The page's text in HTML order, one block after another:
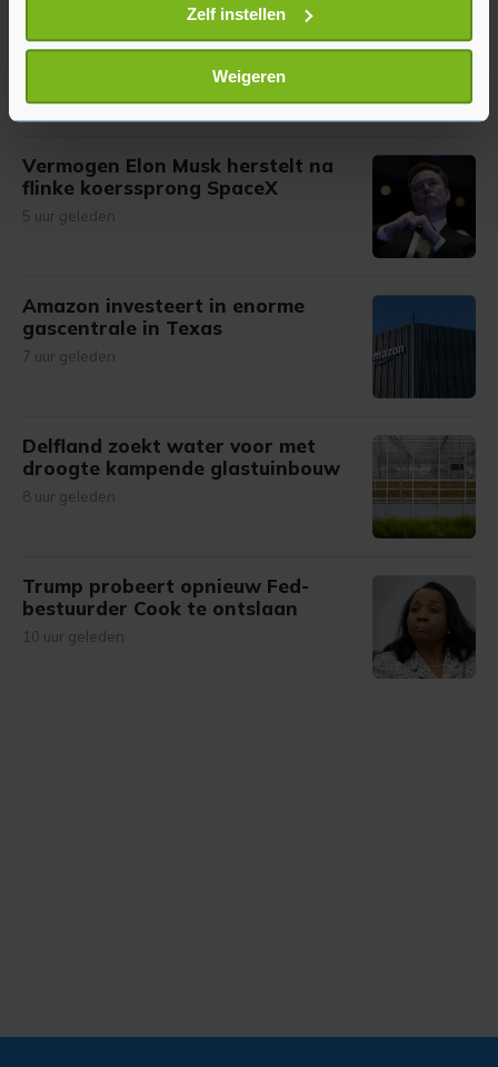
Uw apparaat identificeren door het actief te
scannen op specifieke eigenschappen (fingerprinting)
Lees meer over hoe uw persoonlijke gegevens worden
verwerkt en stel uw voorkeuren in het
U kunt uw toestemming op elk moment wijzigen of
Met cookies werkt onze website beter en wordt jouw
bezoek makkelijker en persoonlijker. Op
onze cookiepagina kun je ons cookiebeleid bekijken en je
Zelf instellen
Weigeren
Claimstichting versnelt Babboe-
claim na betalingsuitstel Accell
Vermogen Elon Musk herstelt na
flinke koerssprong SpaceX
5 uur geleden
Amazon investeert in enorme
gascentrale in Texas
7 uur geleden
Delfland zoekt water voor met
droogte kampende glastuinbouw
8 uur geleden
Trump probeert opnieuw Fed-
bestuurder Cook te ontslaan
10 uur geleden